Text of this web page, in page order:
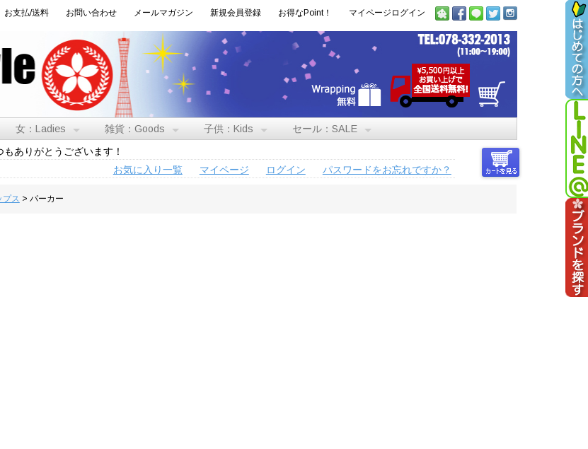
お支払/送料 お問い合わせ メールマガジン 新規会員登録 お得なPoint！ マイページログイン
女：Ladies 雑貨：Goods 子供：Kids セール：SALE
ありがとうございます！
お気に入り一覧
マイページ ログイン パスワードをお忘れですか？
プス > パーカー